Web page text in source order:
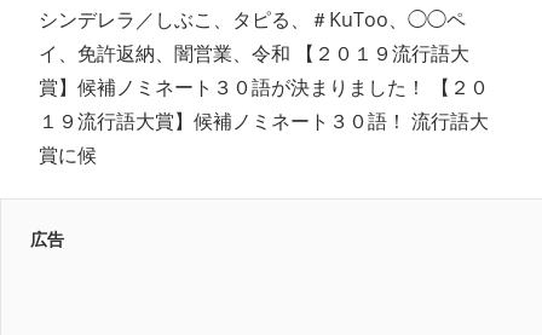
シンデレラ／しぶこ、タピる、＃KuToo、◯◯ペ
イ、免許返納、闇営業、令和 【２０１９流行語大
賞】候補ノミネート３０語が決まりました！ 【２０
１９流行語大賞】候補ノミネート３０語！ 流行語大
賞に候
広告